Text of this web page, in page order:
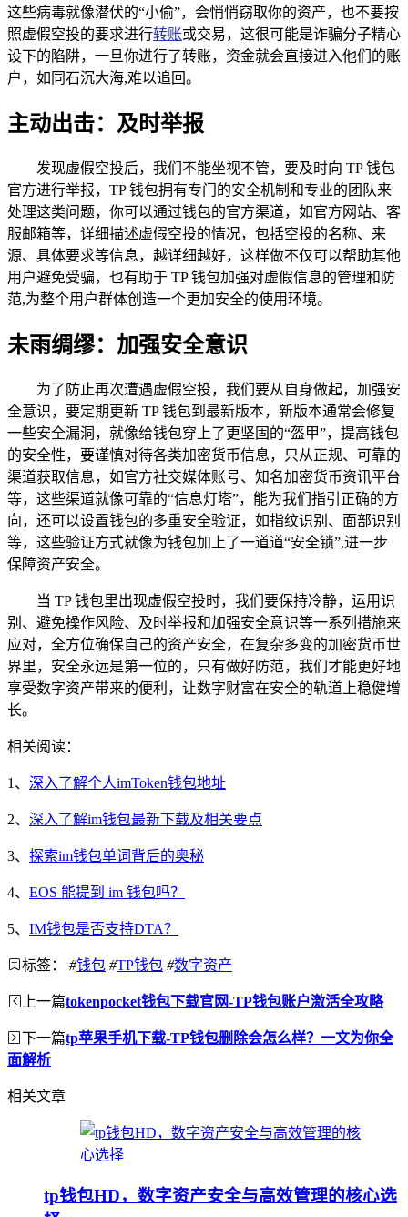
这些病毒就像潜伏的“小偷”，会悄悄窃取你的资产，也不要按
照虚假空投的要求进行转账或交易，这很可能是诈骗分子精心
设下的陷阱，一旦你进行了转账，资金就会直接进入他们的账
户，如同石沉大海,难以追回。
主动出击：及时举报
发现虚假空投后，我们不能坐视不管，要及时向 TP 钱包
官方进行举报，TP 钱包拥有专门的安全机制和专业的团队来
处理这类问题，你可以通过钱包的官方渠道，如官方网站、客
服邮箱等，详细描述虚假空投的情况，包括空投的名称、来
源、具体要求等信息，越详细越好，这样做不仅可以帮助其他
用户避免受骗，也有助于 TP 钱包加强对虚假信息的管理和防
范,为整个用户群体创造一个更加安全的使用环境。
未雨绸缪：加强安全意识
为了防止再次遭遇虚假空投，我们要从自身做起，加强安
全意识，要定期更新 TP 钱包到最新版本，新版本通常会修复
一些安全漏洞，就像给钱包穿上了更坚固的“盔甲”，提高钱包
的安全性，要谨慎对待各类加密货币信息，只从正规、可靠的
渠道获取信息，如官方社交媒体账号、知名加密货币资讯平台
等，这些渠道就像可靠的“信息灯塔”，能为我们指引正确的方
向，还可以设置钱包的多重安全验证，如指纹识别、面部识别
等，这些验证方式就像为钱包加上了一道道“安全锁”,进一步
保障资产安全。
当 TP 钱包里出现虚假空投时，我们要保持冷静，运用识
别、避免操作风险、及时举报和加强安全意识等一系列措施来
应对，全方位确保自己的资产安全，在复杂多变的加密货币世
界里，安全永远是第一位的，只有做好防范，我们才能更好地
享受数字资产带来的便利，让数字财富在安全的轨道上稳健增
长。
相关阅读：
1、 深入了解个人imToken钱包地址
2、 深入了解im钱包最新下载及相关要点
3、 探索im钱包单词背后的奥秘
4、 EOS 能提到 im 钱包吗？
5、 IM钱包是否支持DTA？
标签： #钱包 #TP钱包 #数字资产
上一篇tokenpocket钱包下载官网-TP钱包账户激活全攻略
下一篇tp苹果手机下载-TP钱包删除会怎么样？一文为你全
面解析
相关文章
tp钱包HD，数字资产安全与高效管理的核心选